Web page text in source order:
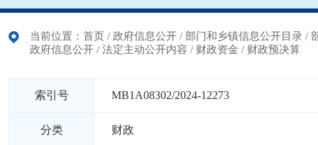
当前位置： 首页 / 政府信息公开 / 部门和乡镇信息公开目录 /
政府信息公开 / 法定主动公开内容 / 财政资金 / 财政预决算
索引号 MB1A08302/2024-12273
分类 财政